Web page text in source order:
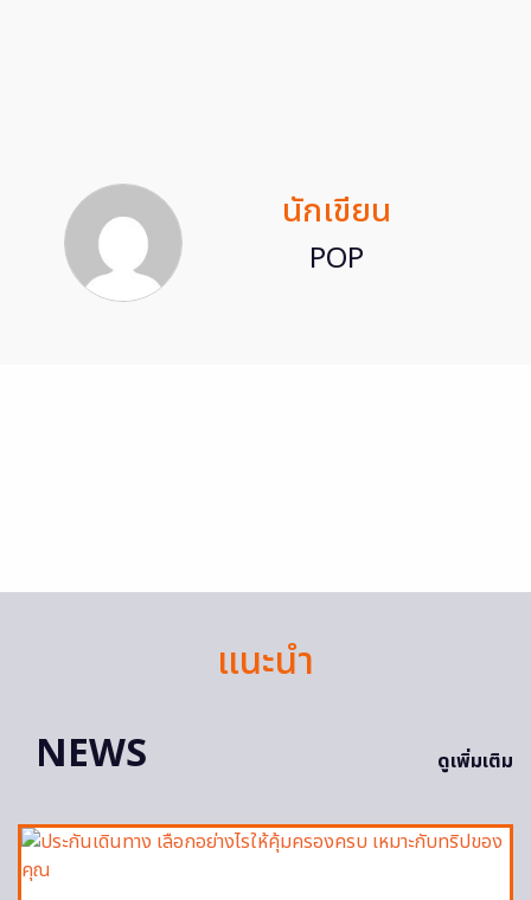
นักเขียน
POP
แนะนำ
NEWS
ดูเพิ่มเติม